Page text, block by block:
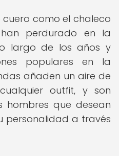
como el chaleco
perdurado en la
largo de los años y
populares en la
añaden un aire de
outfit, y son
hombres que desean
personalidad a través